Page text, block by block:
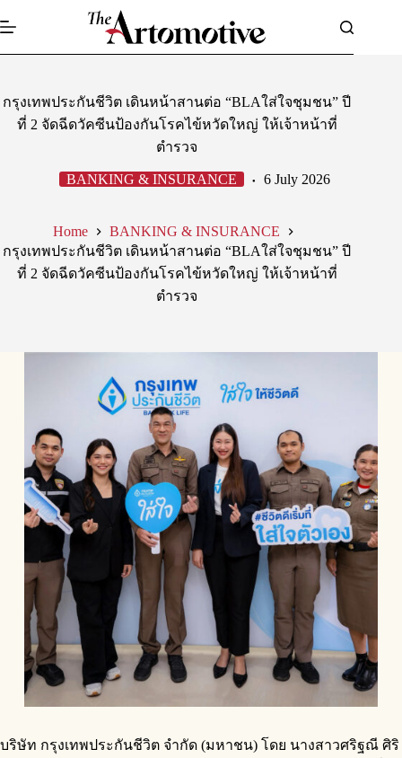
to
กรุงเทพประกันชีวิต เดินหน้าสานต่อ “BLAใส่ใจชุมชน” ปี
ที่ 2 จัดฉีดวัคซีนป้องกันโรคไข้หวัดใหญ่ ให้เจ้าหน้าที่
ตำรวจ
BANKING & INSURANCE 6 July 2026
Home
BANKING & INSURANCE
กรุงเทพประกันชีวิต เดินหน้าสานต่อ “BLAใส่ใจชุมชน” ปี
ที่ 2 จัดฉีดวัคซีนป้องกันโรคไข้หวัดใหญ่ ให้เจ้าหน้าที่
ตำรวจ
บริษัท กรุงเทพประกันชีวิต จำกัด (มหาชน) โดย นางสาวศริฐณี ศิริ